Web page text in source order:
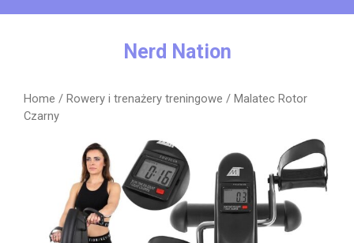
Nerd Nation
Home / Rowery i trenażery treningowe / Malatec Rotor
Czarny